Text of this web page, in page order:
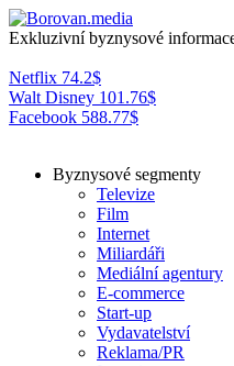
Exkluzivní byznysové
Netflix 74.2$
Walt Disney 101.76$
Facebook 588.77$
Byznysové segmenty
Televize
Film
Internet
Miliardáři
Mediální agentury
E-commerce
Start-up
Vydavatelství
Reklama/PR